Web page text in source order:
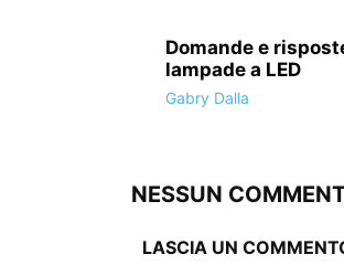
Domande e
lampade a LED
Gabry Dalla
NESSUN
LASCIA UN